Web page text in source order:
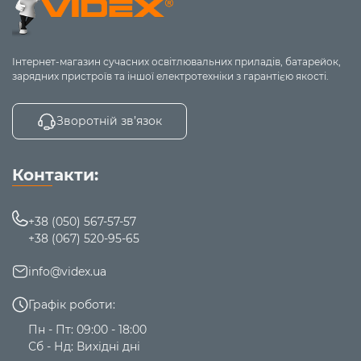
кривизни
Умови експлуатації— температура приміщення,
— накладний, прихований, підвісний
Переваги коробів кріплення VIDEX
Міцні та зносостійкі матеріали
Легкий монтаж
VIDEXпропонує сучасні рішення для
Інтернет-магазин сучасних освітлювальних приладів, батарейок,
зарядних пристроїв та іншої електротехніки з гарантією якості.
Зворотній зв’язок
Контакти:
+38 (050) 567-57-57
+38 (067) 520-95-65
info@videx.ua
Графік роботи:
Пн - Пт: 09:00 - 18:00
Сб - Нд: Вихідні дні